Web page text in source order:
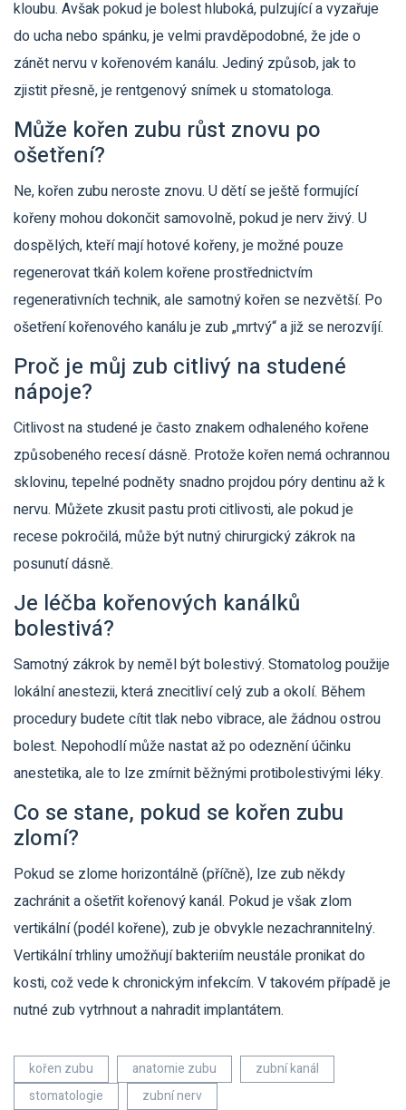
kloubu. Avšak pokud je bolest hluboká, pulzující a vyzařuje
do ucha nebo spánku, je velmi pravděpodobné, že jde o
zánět nervu v kořenovém kanálu. Jediný způsob, jak to
zjistit přesně, je rentgenový snímek u stomatologa.
Může kořen zubu růst znovu po
ošetření?
Ne, kořen zubu neroste znovu. U dětí se ještě formující
kořeny mohou dokončit samovolně, pokud je nerv živý. U
dospělých, kteří mají hotové kořeny, je možné pouze
regenerovat tkáň kolem kořene prostřednictvím
regenerativních technik, ale samotný kořen se nezvětší. Po
ošetření kořenového kanálu je zub „mrtvý“ a již se nerozvíjí.
Proč je můj zub citlivý na studené
nápoje?
Citlivost na studené je často znakem odhaleného kořene
způsobeného recesí dásně. Protože kořen nemá ochrannou
sklovinu, tepelné podněty snadno projdou póry dentinu až k
nervu. Můžete zkusit pastu proti citlivosti, ale pokud je
recese pokročilá, může být nutný chirurgický zákrok na
posunutí dásně.
Je léčba kořenových kanálků
bolestivá?
Samotný zákrok by neměl být bolestivý. Stomatolog použije
lokální anestezii, která znecitliví celý zub a okolí. Během
procedury budete cítit tlak nebo vibrace, ale žádnou ostrou
bolest. Nepohodlí může nastat až po odeznění účinku
anestetika, ale to lze zmírnit běžnými protibolestivými léky.
Co se stane, pokud se kořen zubu
zlomí?
Pokud se zlome horizontálně (příčně), lze zub někdy
zachránit a ošetřit kořenový kanál. Pokud je však zlom
vertikální (podél kořene), zub je obvykle nezachrannitelný.
Vertikální trhliny umožňují bakteriím neustále pronikat do
kosti, což vede k chronickým infekcím. V takovém případě je
nutné zub vytrhnout a nahradit implantátem.
kořen zubu anatomie zubu
zubní kanál
stomatologie
zubní nerv